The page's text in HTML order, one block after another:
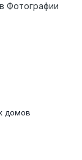
в Фотографии
домов